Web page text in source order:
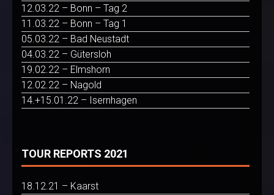
12.03.22 – Bonn – Tag 2
11.03.22 – Bonn – Tag 1
05.03.22 – Bad Neustadt
04.03.22 – Gütersloh
19.02.22 – Elmshorn
12.02.22 – Nagold
14.+15.01.22 – Isernhagen
TOUR REPORTS 2021
18.12.21 – Kaarst